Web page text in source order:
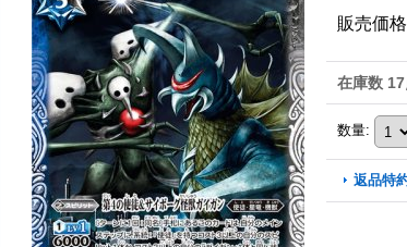
販売価格
在庫数
数量:
返品特